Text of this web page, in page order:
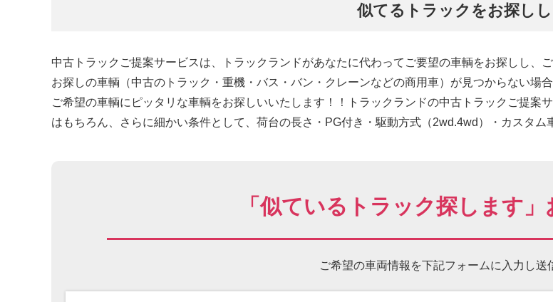
似てるトラックをお探しし
中古トラックご提案サービスは、トラックランドがあなたに代わってご要望の車輌をお探しし、
お探しの車輌（中古のトラック・重機・バス・バン・クレーンなどの商用車）が見つからない場
ご希望の車輌にピッタリな車輌をお探しいいたします！！トラックランドの中古トラックご提
はもちろん、さらに細かい条件として、荷台の長さ・PG付き・駆動方式（2wd.4wd）・カスタム
「似ているトラック探します
ご希望の車両情報を下記フォームに 入力し送